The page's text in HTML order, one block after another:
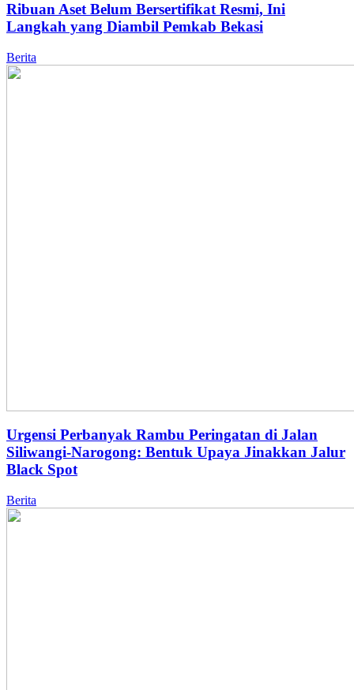
Ribuan Aset Belum Bersertifikat Resmi, Ini
Langkah yang Diambil Pemkab Bekasi
Berita
Urgensi Perbanyak Rambu Peringatan di Jalan
Siliwangi-Narogong: Bentuk Upaya Jinakkan Jalur
Black Spot
Berita